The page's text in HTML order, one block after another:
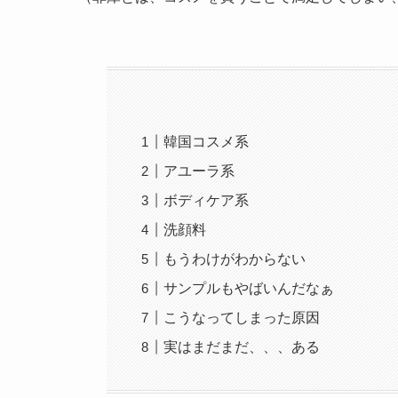
韓国コスメ系
アユーラ系
ボディケア系
洗顔料
もうわけがわからない
サンプルもやばいんだなぁ
こうなってしまった原因
実はまだまだ、、、ある